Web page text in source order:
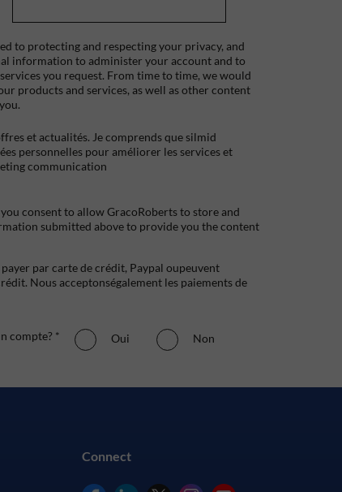
to protecting and respecting your privacy, and
information to administer your account and to
you request. From time to time, we would
products and services, as well as other content
et actualités. Je comprends que silmid
personnelles pour améliorer les services et
communication
consent to allow GracoRoberts to store and
submitted above to provide you the content
par carte de crédit, Paypal oupeuvent
Nous acceptonségalement les paiements de
compte? * Oui Non
Connect